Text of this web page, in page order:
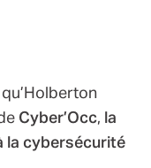
Cyber’Occ, la
la cybersécurité